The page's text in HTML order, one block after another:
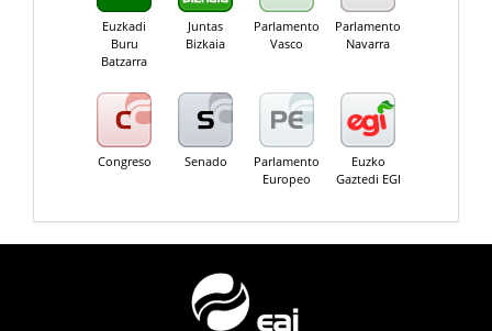
Euzkadi
Buru
Batzarra
Juntas
Bizkaia
Parlamento
Vasco
Parlamento
Navarra
Congreso Senado
Parlamento
Europeo
Euzko
Gaztedi EGI